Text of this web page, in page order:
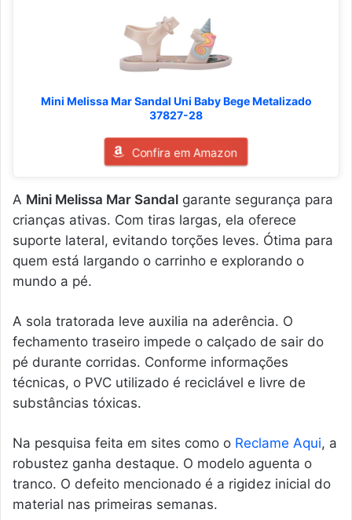
Mini Melissa Mar Sandal Uni Baby Bege Metalizado
37827-28
Confira em Amazon
A Mini Melissa Mar Sandal garante segurança para
crianças ativas. Com tiras largas, ela oferece
suporte lateral, evitando torções leves. Ótima para
quem está largando o carrinho e explorando o
mundo a pé.
A sola tratorada leve auxilia na aderência. O
fechamento traseiro impede o calçado de sair do
pé durante corridas. Conforme informações
técnicas, o PVC utilizado é reciclável e livre de
substâncias tóxicas.
Na pesquisa feita em sites como o Reclame Aqui, a
robustez ganha destaque. O modelo aguenta o
tranco. O defeito mencionado é a rigidez inicial do
material nas primeiras semanas.